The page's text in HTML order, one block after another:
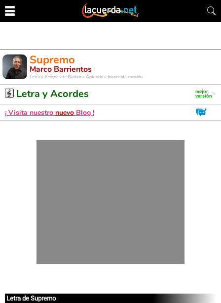
Supremo
Marco Barrientos
Letra y Acordes de Guitarra. Aprende a tocar esta canción
Letra y Acordes
¡ Visita nuestro nuevo Blog !
Letra de Supremo